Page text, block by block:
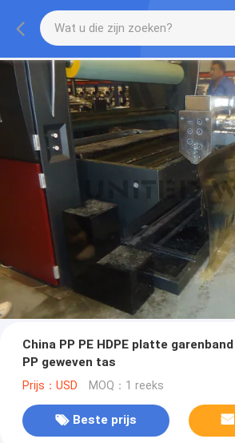
China PP PE HDPE platte
PP geweven tas
Prijs：USD MOQ：1 reeks
Beste prijs